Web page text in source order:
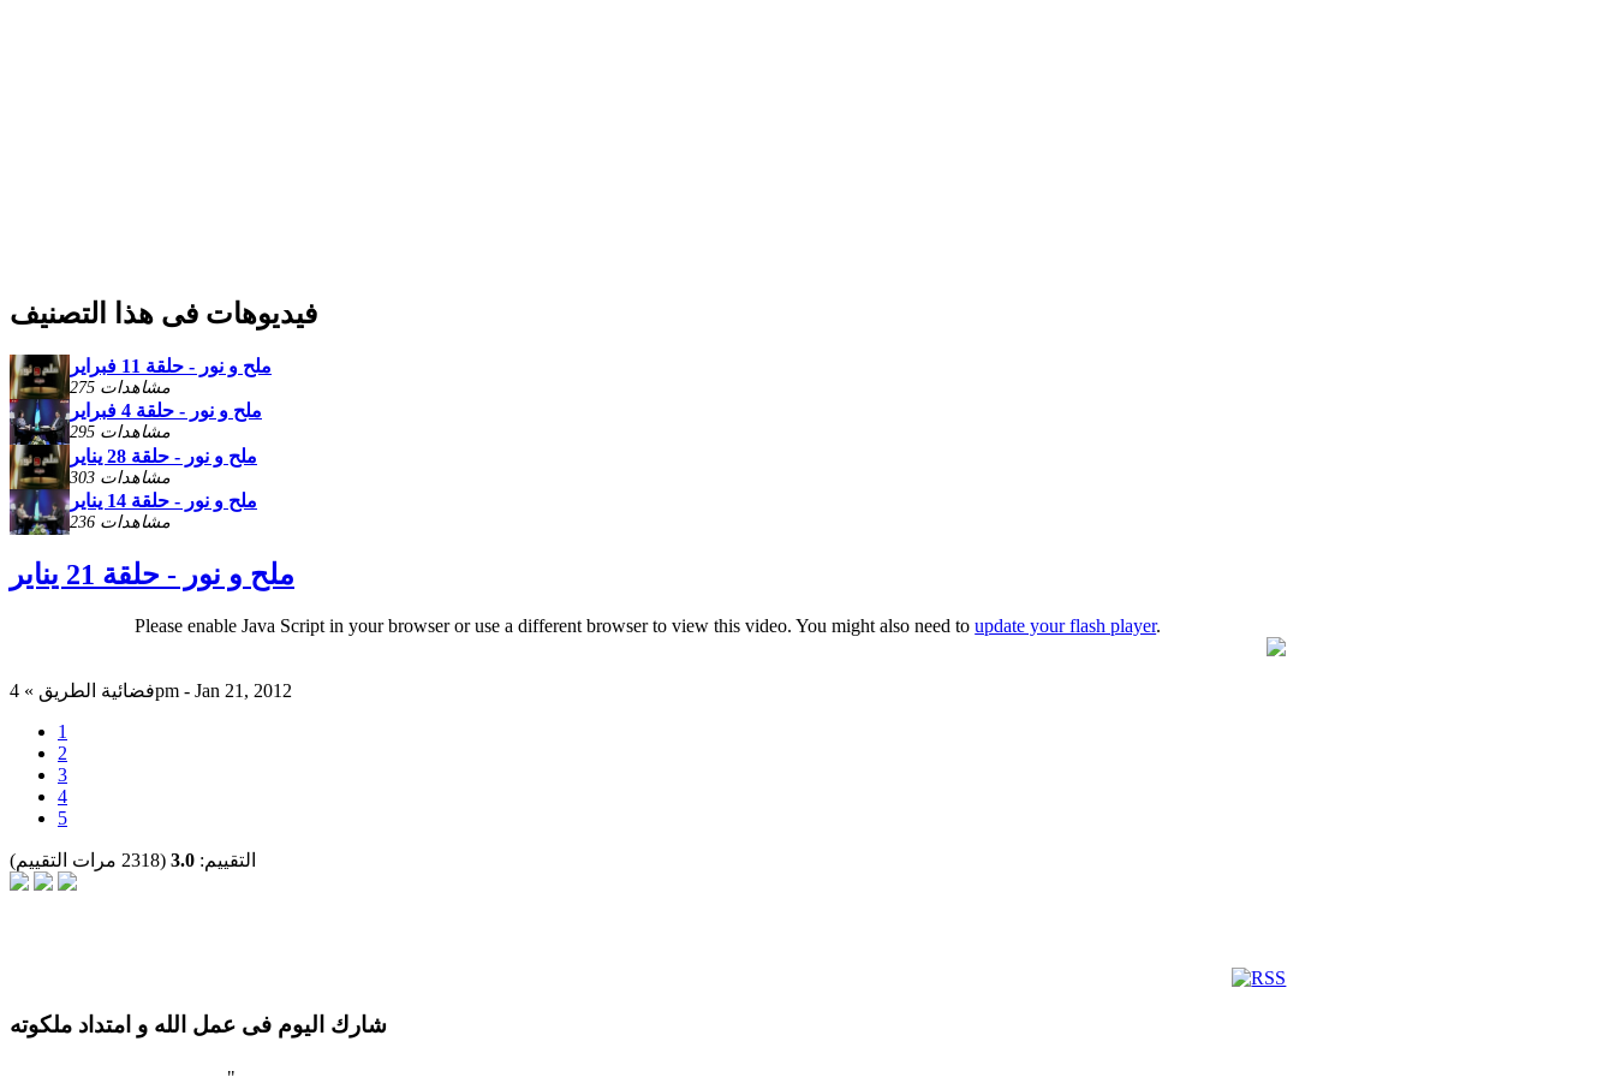
فيديوهات فى هذا التصنيف
ملح و نور - حلقة 11 فبراير
275 مشاهدات
ملح و نور - حلقة 4 فبراير
295 مشاهدات
ملح و نور - حلقة 28 يناير
303 مشاهدات
ملح و نور - حلقة 14 يناير
236 مشاهدات
ملح و نور - حلقة 21 يناير
Please enable Java Script in your browser or use a different browser to view this video. You might also need toupdate your flash player.
فضائية الطريق » 4pm - Jan 21, 2012
1
2
3
4
5
التقييم: 3.0 (2318 مرات التقييم)
شارك اليوم فى عمل الله و امتداد ملكوته